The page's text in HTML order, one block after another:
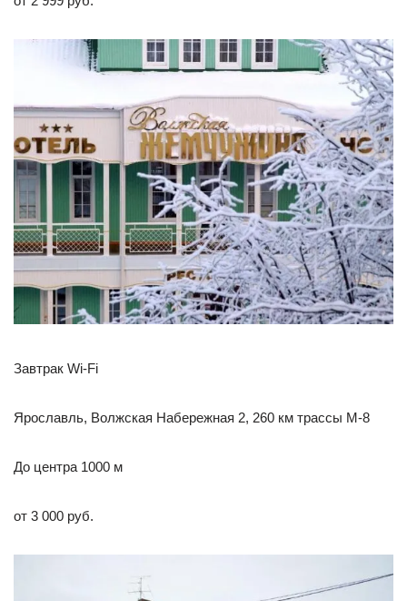
Завтрак Wi-Fi
Ярославль, Волжская Набережная 2, 260 км трассы М-8
До центра 1000 м
от 3 000 руб.